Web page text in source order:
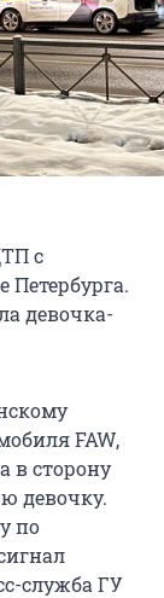
с
Петербурга.
девочка-
FAW,
в сторону
девочку.
по
служба ГУ